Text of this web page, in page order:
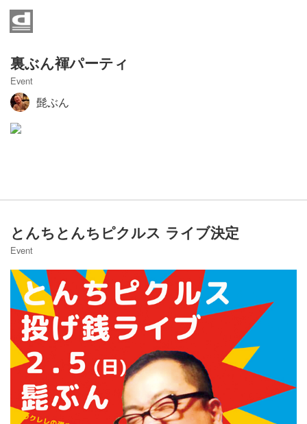
Home
News
Event
裏ぶん褌パーティ
Event
髭ぶん
とんちとんちピクルス ライブ決定
Event